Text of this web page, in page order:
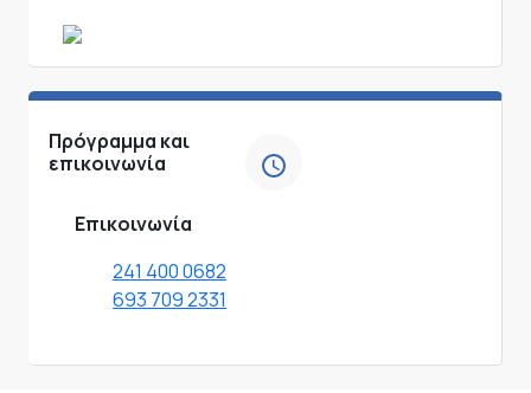
Πρόγραμμα και
επικοινωνία
Επικοινωνία
241 400 0682
693 709 2331